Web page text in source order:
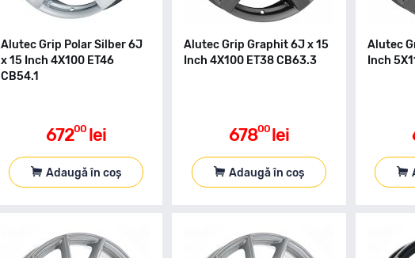
Alutec Grip Polar Silber 6J
x 15 Inch 4X100 ET46
CB54.1
67200 lei
Adaugă în coș
Alutec Grip Graphit 6J x 15
Inch 4X100 ET38 CB63.3
67800 lei
Adaugă în coș
Alutec
Inch